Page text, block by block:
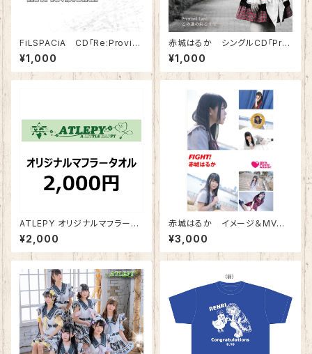
FiLSPACiA CD「Re:Provisi
onal」
¥1,000
赤城はるか シングルCD「Pro
mised Land/この道の向こう
で」
¥1,000
ATLEPY オリジナルマフラータ
オル 2025版
¥2,000
赤城はるか イメージ＆MV D
VD「FIGHT!」
¥3,000